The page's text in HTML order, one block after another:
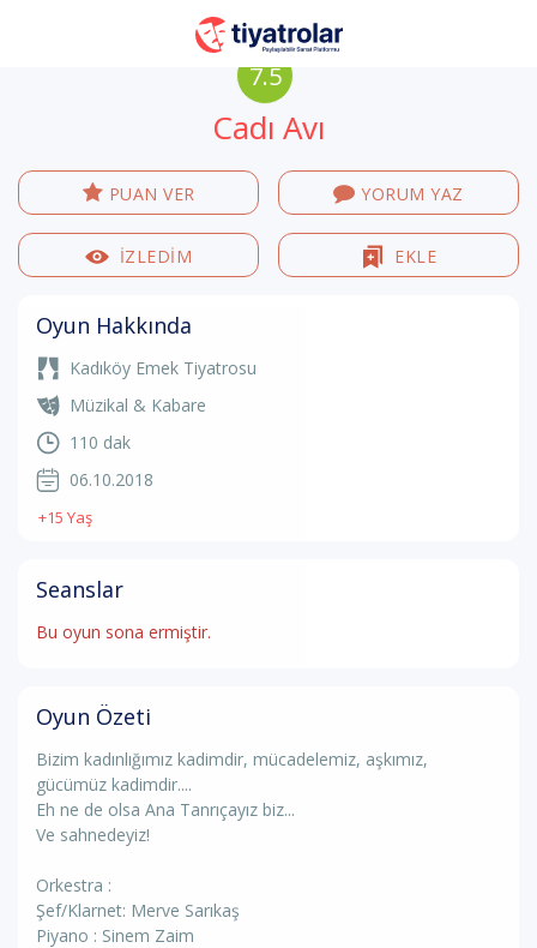
7.5
Cadı Avı
PUAN VER YORUM YAZ
İZLEDİM EKLE
Oyun Hakkında
Kadıköy Emek Tiyatrosu
Müzikal & Kabare
110 dak
06.10.2018
+15 Yaş
Seanslar
Bu oyun sona ermiştir.
Oyun Özeti
Bizim kadınlığımız kadimdir, mücadelemiz, aşkımız,
gücümüz kadimdir....
Eh ne de olsa Ana Tanrıçayız biz...
Ve sahnedeyiz!
Orkestra :
Şef/Klarnet: Merve Sarıkaş
Piyano : Sinem Zaim